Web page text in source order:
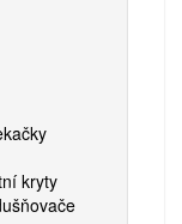
kryty